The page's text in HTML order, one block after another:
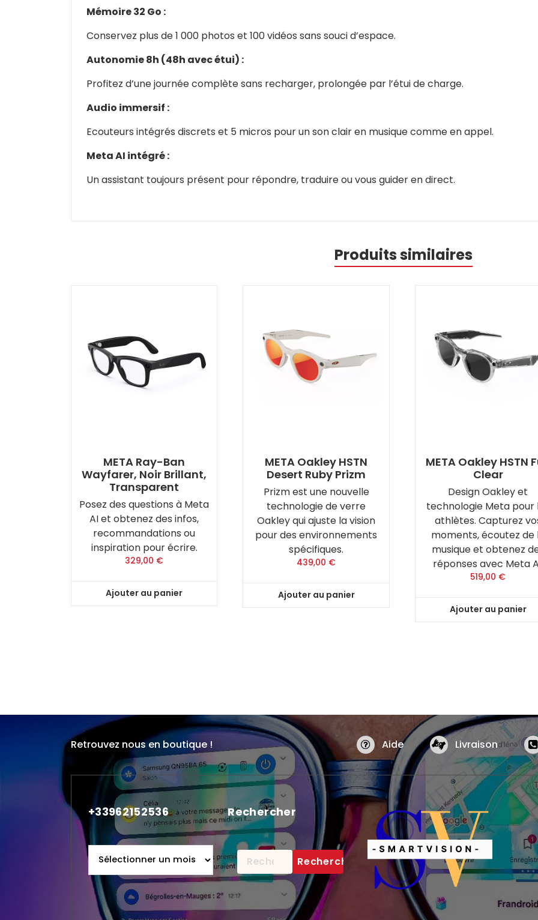
Mémoire 32 Go :
Conservez plus de 1 000 photos et 100 vidéos sans souci d’espace.
Autonomie 8h (48h avec étui) :
Profitez d’une journée complète sans recharger, prolongée par l’étui de charge.
Audio immersif :
Ecouteurs intégrés discrets et 5 micros pour un son clair en musique comme en appel.
Meta AI intégré :
Un assistant toujours présent pour répondre, traduire ou vous guider en direct.
Produits similaires
META Ray-Ban
Wayfarer, Noir Brillant,
Transparent
Posez des questions à Meta
AI et obtenez des infos,
recommandations ou
inspiration pour écrire.
329,00 €
Ajouter au panier
META Oakley HSTN
Desert Ruby Prizm
Prizm est une nouvelle
technologie de verre
Oakley qui ajuste la vision
pour des environnements
spécifiques.
439,00 €
Ajouter au panier
META Oakley HSTN
Clear
Design Oakley et
technologie Meta pour
athlètes. Capturez
moments, écoutez de
musique et obtenez
réponses avec Meta
519,00 €
Ajouter au panier
Retrouvez nous en boutique ! Aide Livraison
+33962152536 Rechercher
Rechercher :